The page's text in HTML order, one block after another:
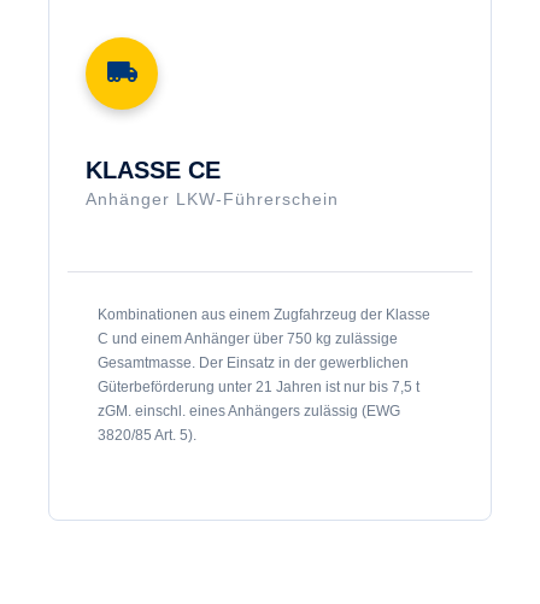
KLASSE CE
Anhänger LKW-Führerschein
Kombinationen aus einem Zugfahrzeug der Klasse
C und einem Anhänger über 750 kg zulässige
Gesamtmasse. Der Einsatz in der gewerblichen
Güterbeförderung unter 21 Jahren ist nur bis 7,5 t
zGM. einschl. eines Anhängers zulässig (EWG
3820/85 Art. 5).